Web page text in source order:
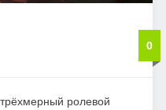
0
ролевой